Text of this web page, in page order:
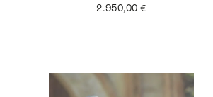
2.950,00€